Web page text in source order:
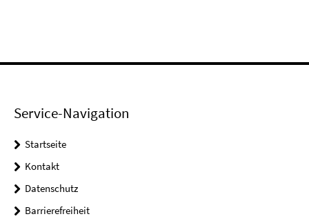
Service-Navigation
Startseite
Kontakt
Datenschutz
Barrierefreiheit